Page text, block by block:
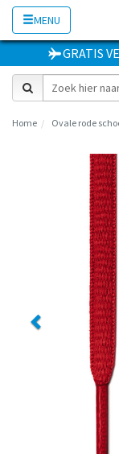
MENU
GRATIS
Home Ovale rode
Previous